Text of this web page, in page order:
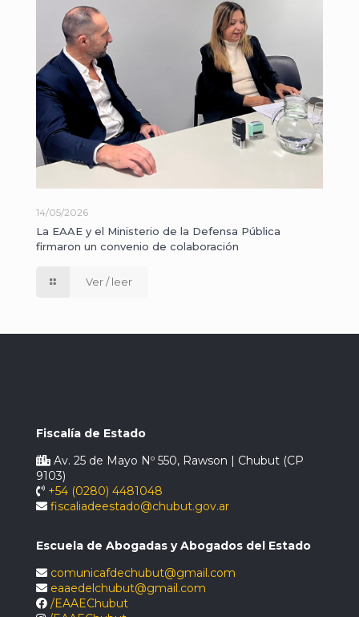
14/05/2026
La EAAE y el Ministerio de la Defensa Pública
firmaron un convenio de colaboración
Ver / leer
Fiscalía de Estado
Av. 25 de Mayo Nº 550, Rawson | Chubut (CP
9103)
+54 (0280) 4481048
fiscaliadeestado@chubut.gov.ar
Escuela de Abogadas y Abogados del Estado
comunicafdechubut@gmail.com
eaaedelchubut@gmail.com
/EAAEChubut